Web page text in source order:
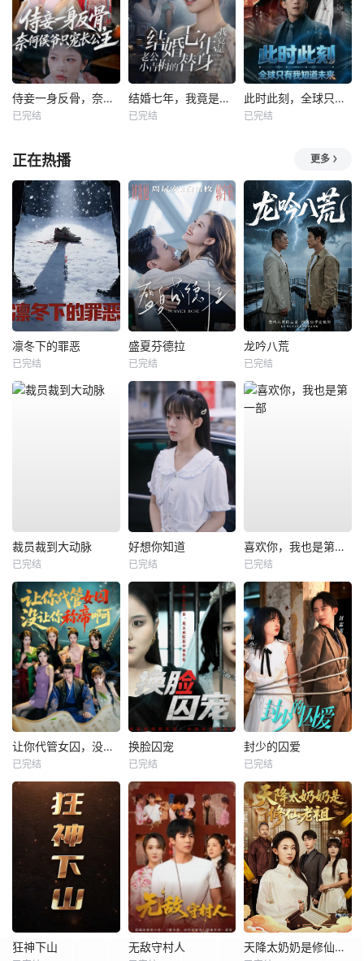
侍妾一身反骨，奈何侯爷只宠长公主
已完结
结婚七年，我竟是老公小青梅的替身
已完结
此时此刻，全球只有我知道未来
已完结
正在热播 更多
凛冬下的罪恶
已完结
盛夏芬德拉
已完结
龙吟八荒
已完结
裁员裁到大动脉
已完结
好想你知道
已完结
喜欢你，我也是第一部
已完结
让你代管女囚，没让你称帝啊
已完结
换脸囚宠
已完结
封少的囚爱
已完结
狂神下山 无敌守村人 天降太奶奶是修仙老祖